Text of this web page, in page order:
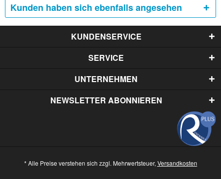
Kunden haben sich ebenfalls angesehen
KUNDENSERVICE
SERVICE
UNTERNEHMEN
NEWSLETTER ABONNIEREN
* Alle Preise verstehen sich zzgl. Mehrwertsteuer, Versandkosten